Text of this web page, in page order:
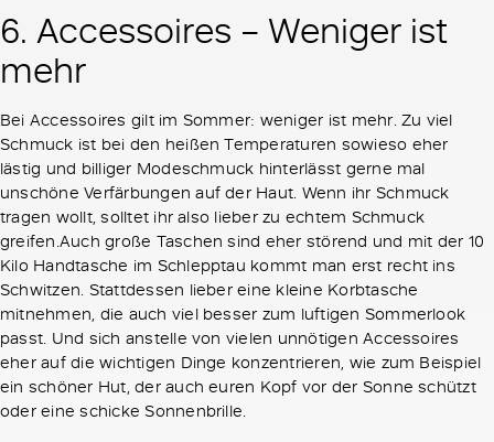
6. Accessoires – Weniger ist
mehr
Bei Accessoires gilt im Sommer: weniger ist mehr. Zu viel
Schmuck ist bei den heißen Temperaturen sowieso eher
lästig und billiger Modeschmuck hinterlässt gerne mal
unschöne Verfärbungen auf der Haut. Wenn ihr Schmuck
tragen wollt, solltet ihr also lieber zu echtem Schmuck
greifen.Auch große Taschen sind eher störend und mit der 10
Kilo Handtasche im Schlepptau kommt man erst recht ins
Schwitzen. Stattdessen lieber eine kleine Korbtasche
mitnehmen, die auch viel besser zum luftigen Sommerlook
passt. Und sich anstelle von vielen unnötigen Accessoires
eher auf die wichtigen Dinge konzentrieren, wie zum Beispiel
ein schöner Hut, der auch euren Kopf vor der Sonne schützt
oder eine schicke Sonnenbrille.